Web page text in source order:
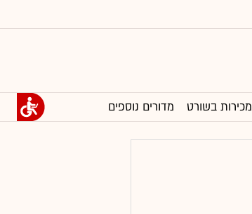
מכירות בשורט מדורים נוספים